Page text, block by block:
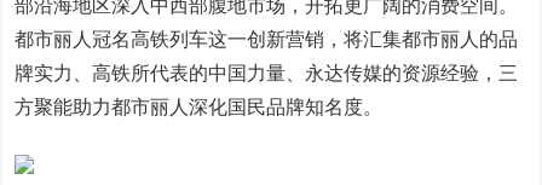
部沿海地区深入中西部腹地市场，开拓更广阔的消费空间。
都市丽人冠名高铁列车这一创新营销，将汇集都市丽人的品
牌实力、高铁所代表的中国力量、永达传媒的资源经验，三
方聚能助力都市丽人深化国民品牌知名度。